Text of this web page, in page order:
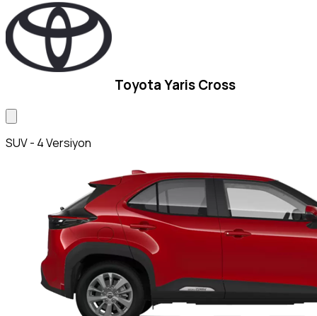
Toyota Yaris Cross
SUV - 4 Versiyon